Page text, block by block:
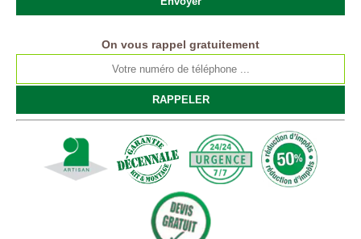
On vous rappel gratuitement